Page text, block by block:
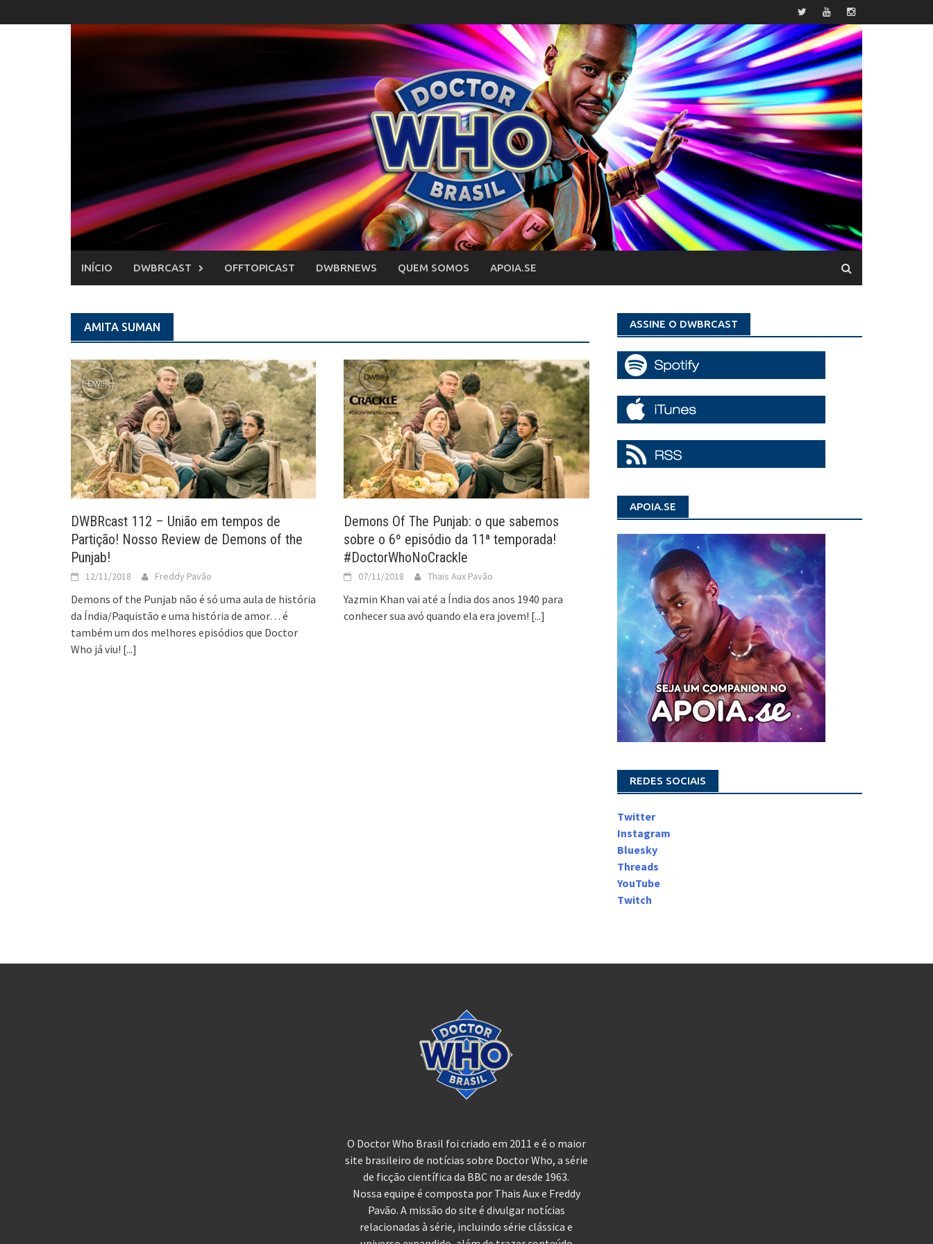
to
INÍCIO DWBRCAST OFFTOPICAST DWBRNEWS QUEM SOMOS APOIA.SE
AMITA SUMAN
DWBRcast 112 – União em tempos de
Partição! Nosso Review de Demons of the
Punjab!
12/11/2018 Freddy Pavão
Demons of the Punjab não é só uma aula de história
da Índia/Paquistão e uma história de amor… é
também um dos melhores episódios que Doctor
Who já viu! [...]
Demons Of The Punjab: o que sabemos
sobre o 6º episódio da 11ª temporada!
#DoctorWhoNoCrackle
07/11/2018 Thais Aux Pavão
Yazmin Khan vai até a Índia dos anos 1940 para
conhecer sua avó quando ela era jovem! [...]
ASSINE O DWBRCAST
APOIA.SE
REDES SOCIAIS
Twitter
Instagram
Bluesky
Threads
YouTube
Twitch
O Doctor Who Brasil foi criado em 2011 e é o maior
site brasileiro de notícias sobre Doctor Who, a série
de ficção científica da BBC no ar desde 1963.
Nossa equipe é composta por Thais Aux e Freddy
Pavão. A missão do site é divulgar notícias
relacionadas à série, incluindo série clássica e